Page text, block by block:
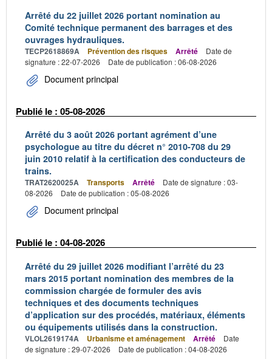
Arrêté du 22 juillet 2026 portant nomination au
Comité technique permanent des barrages et des
ouvrages hydrauliques.
TECP2618869A Prévention des risques Arrêté
Date de
signature : 22-07-2026
Date de publication : 06-08-2026
Document principal
Publié le : 05-08-2026
Arrêté du 3 août 2026 portant agrément d’une
psychologue au titre du décret n° 2010-708 du 29
juin 2010 relatif à la certification des conducteurs de
trains.
TRAT2620025A Transports Arrêté
Date de signature : 03-
08-2026
Date de publication : 05-08-2026
Document principal
Publié le : 04-08-2026
Arrêté du 29 juillet 2026 modifiant l’arrêté du 23
mars 2015 portant nomination des membres de la
commission chargée de formuler des avis
techniques et des documents techniques
d’application sur des procédés, matériaux, éléments
ou équipements utilisés dans la construction.
VLOL2619174A Urbanisme et aménagement Arrêté
Date
de signature : 29-07-2026
Date de publication : 04-08-2026